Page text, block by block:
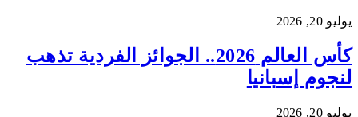
يوليو 20, 2026
كأس العالم 2026.. الجوائز الفردية تذهب
لنجوم إسبانيا
يوليو 20, 2026